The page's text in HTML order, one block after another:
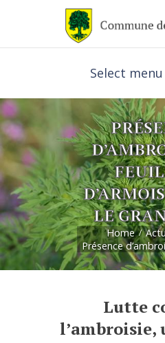
Select
LE
Home
Présence
Lutte
l’ambroisie,